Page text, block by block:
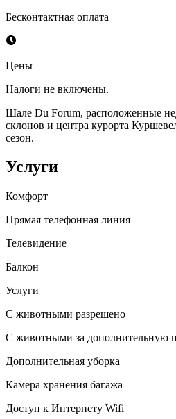
Бесконтактная оплата
Цены
Налоги не включены.
Шале Du Forum, расположенные
склонов и центра курорта
сезон.
Услуги
Комфорт
Прямая телефонная линия
Телевидение
Балкон
Услуги
С животными разрешено
С животными за дополнительную
Дополнительная уборка
Камера хранения багажа
Доступ к Интернету Wifi